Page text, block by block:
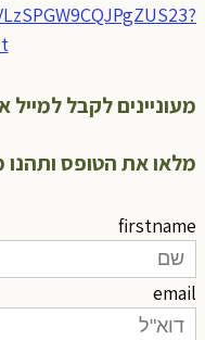
לקבל
את הטופס ותהנו